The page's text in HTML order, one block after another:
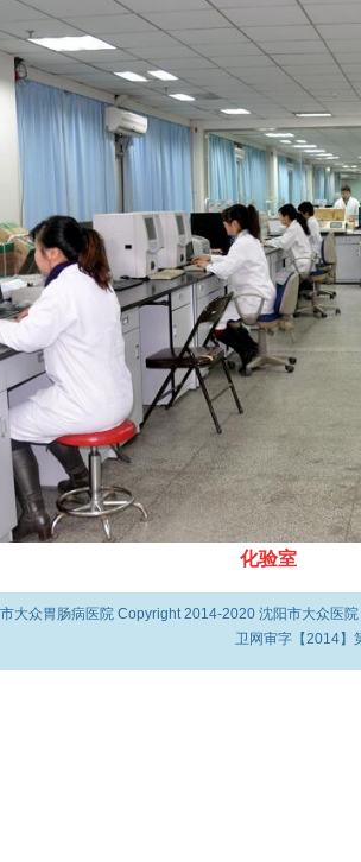
化验室
大众胃肠病医院 Copyright 2014-2020 沈阳市大众医
卫网审字【2014】